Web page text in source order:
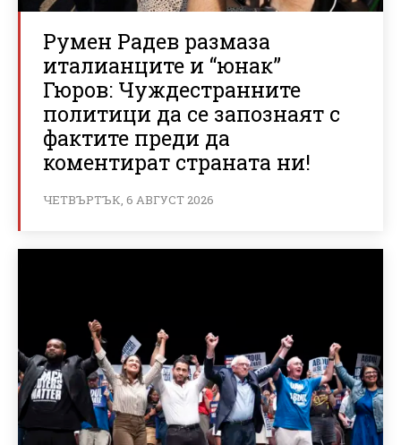
Румен Радев размаза
италианците и “юнак”
Гюров: Чуждестранните
политици да се запознаят с
фактите преди да
коментират страната ни!
ЧЕТВЪРТЪК, 6 АВГУСТ 2026